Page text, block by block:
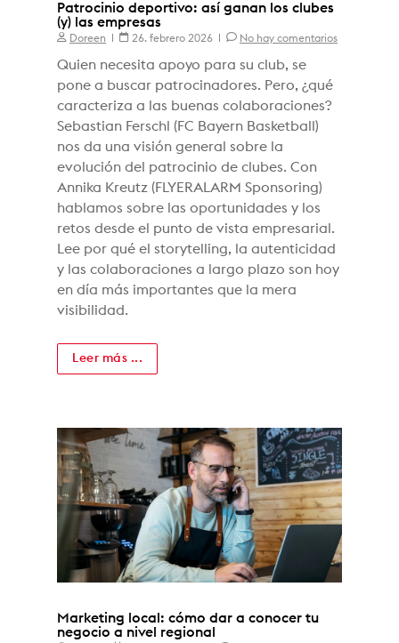
Patrocinio deportivo: así ganan los clubes
(y) las empresas
Doreen 26. febrero 2026 No hay comentarios
Quien necesita apoyo para su club, se
pone a buscar patrocinadores. Pero, ¿qué
caracteriza a las buenas colaboraciones?
Sebastian Ferschl (FC Bayern Basketball)
nos da una visión general sobre la
evolución del patrocinio de clubes. Con
Annika Kreutz (FLYERALARM Sponsoring)
hablamos sobre las oportunidades y los
retos desde el punto de vista empresarial.
Lee por qué el storytelling, la autenticidad
y las colaboraciones a largo plazo son hoy
en día más importantes que la mera
visibilidad.
Leer más ...
Marketing local: cómo dar a conocer tu
negocio a nivel regional